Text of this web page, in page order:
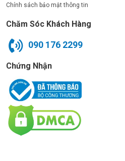
Chính sách bảo mật thông tin
Chăm Sóc Khách Hàng
090 176 2299
Chứng Nhận